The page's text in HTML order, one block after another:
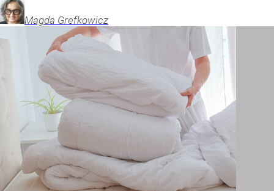
Magda Grefkowicz